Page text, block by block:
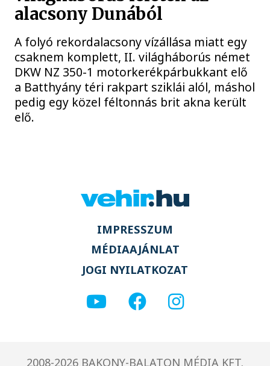
alacsony Dunából
A folyó rekordalacsony vízállása miatt egy
csaknem komplett, II. világháborús német
DKW NZ 350-1 motorkerékpárbukkant elő
a Batthyány téri rakpart sziklái alól, máshol
pedig egy közel féltonnás brit akna került
elő.
IMPRESSZUM
MÉDIAAJÁNLAT
JOGI NYILATKOZAT
2008-2026 BAKONY-BALATON MÉDIA KFT.